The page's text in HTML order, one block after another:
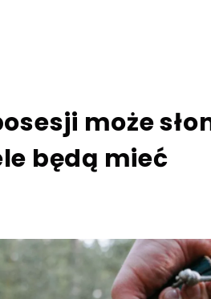
może
będą mieć